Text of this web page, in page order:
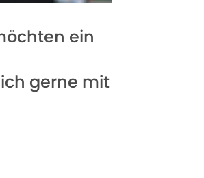
ein
gerne mit